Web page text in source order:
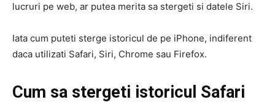
lucruri pe web, ar putea merita sa stergeti si datele Siri.
Iata cum puteti sterge istoricul de pe iPhone, indiferent
daca utilizati Safari, Siri, Chrome sau Firefox.
Cum sa stergeti istoricul Safari